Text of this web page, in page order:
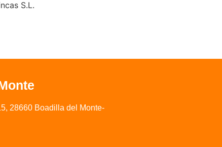
S.L.
28660 Boadilla del Monte-